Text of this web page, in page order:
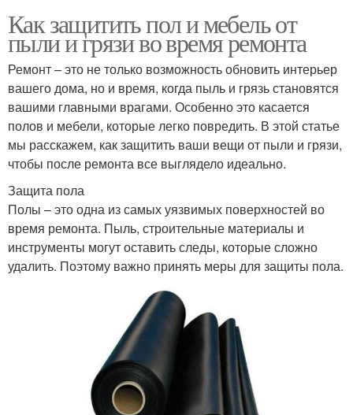
Как защитить пол и мебель от
пыли и грязи во время ремонта
Ремонт – это не только возможность обновить интерьер
вашего дома, но и время, когда пыль и грязь становятся
вашими главными врагами. Особенно это касается
полов и мебели, которые легко повредить. В этой статье
мы расскажем, как защитить ваши вещи от пыли и грязи,
чтобы после ремонта все выглядело идеально.
Защита пола
Полы – это одна из самых уязвимых поверхностей во
время ремонта. Пыль, строительные материалы и
инструменты могут оставить следы, которые сложно
удалить. Поэтому важно принять меры для защиты пола.